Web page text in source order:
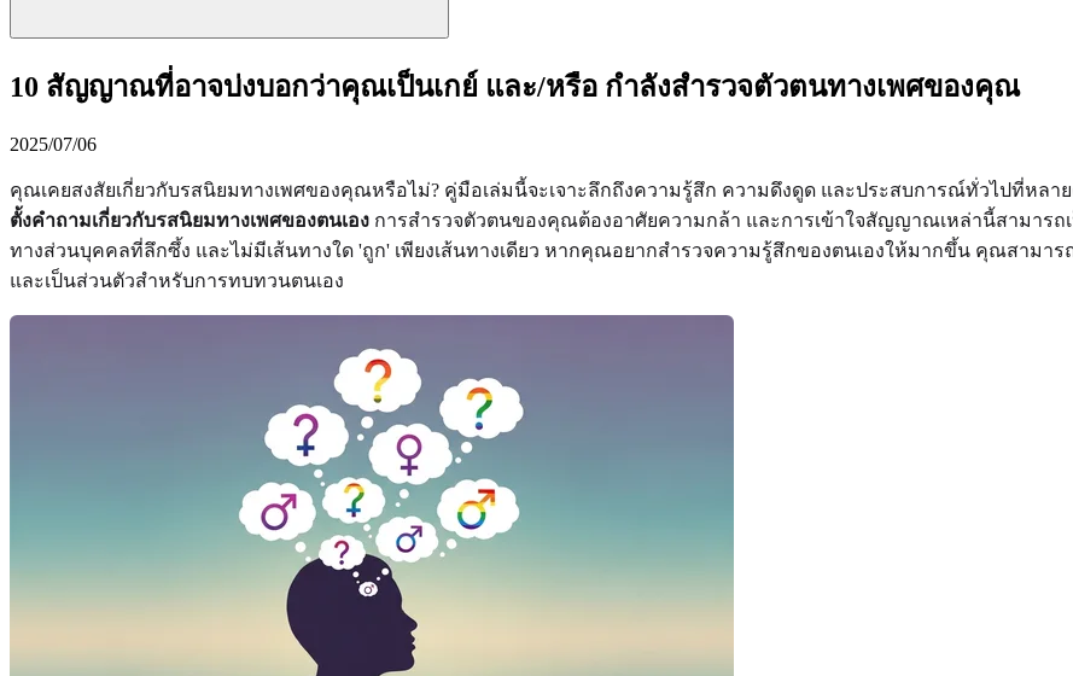
10 สัญญาณที่อาจบ่งบอกว่าคุณเป็นเกย์ และ/หรือ กำลังสำรวจตัวตนทางเพศของคุณ
2025/07/06
คุณเคยสงสัยเกี่ยวกับรสนิยมทางเพศของคุณหรือไม่? คู่มือเล่มนี้จะเจาะลึกถึงความรู้สึก ความดึงดูด และประสบการณ์ทั่วไปที่หลาย
ตั้งคำถามเกี่ยวกับรสนิยมทางเพศของตนเอง การสำรวจตัวตนของคุณต้องอาศัยความกล้า และการเข้าใจสัญญาณเหล่านี้สามารถ
ทางส่วนบุคคลที่ลึกซึ้ง และไม่มีเส้นทางใด 'ถูก' เพียงเส้นทางเดียว หากคุณอยากสำรวจความรู้สึกของตนเองให้มากขึ้น คุณสามาร
และเป็นส่วนตัวสำหรับการทบทวนตนเอง